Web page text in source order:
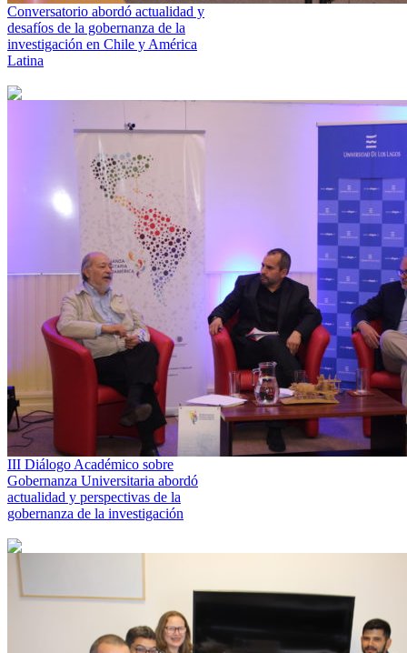
Conversatorio abordó actualidad y
desafíos de la gobernanza de la
investigación en Chile y América
Latina
III Diálogo Académico sobre
Gobernanza Universitaria abordó
actualidad y perspectivas de la
gobernanza de la investigación